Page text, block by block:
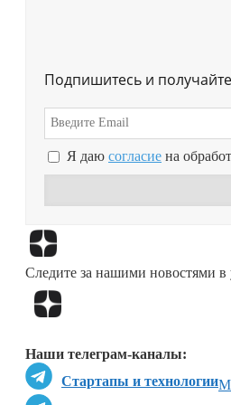
Подпишитесь и
Я даю согласие на
Следите за нашими новостями в
Наши телеграм-каналы:
Стартапы и технологии